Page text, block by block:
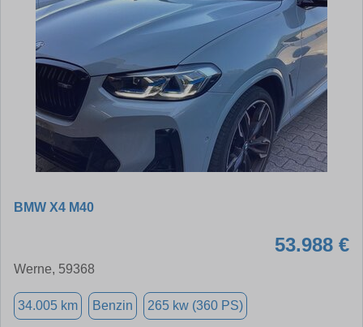
BMW X4 M40
53.988 €
Werne, 59368
34.005 km Benzin 265 kw (360 PS)